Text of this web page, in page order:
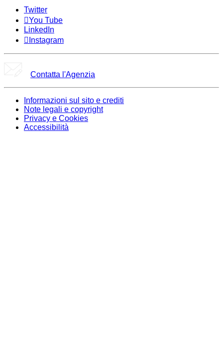
Twitter
You Tube
LinkedIn
Instagram
Contatta l'Agenzia
Informazioni sul sito e crediti
Note legali e copyright
Privacy e Cookies
Accessibilità